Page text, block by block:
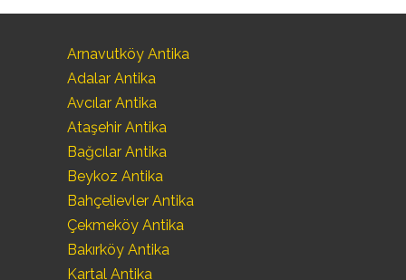
Arnavutköy Antika
Adalar Antika
Avcılar Antika
Ataşehir Antika
Bağcılar Antika
Beykoz Antika
Bahçelievler Antika
Çekmeköy Antika
Bakırköy Antika
Kartal Antika